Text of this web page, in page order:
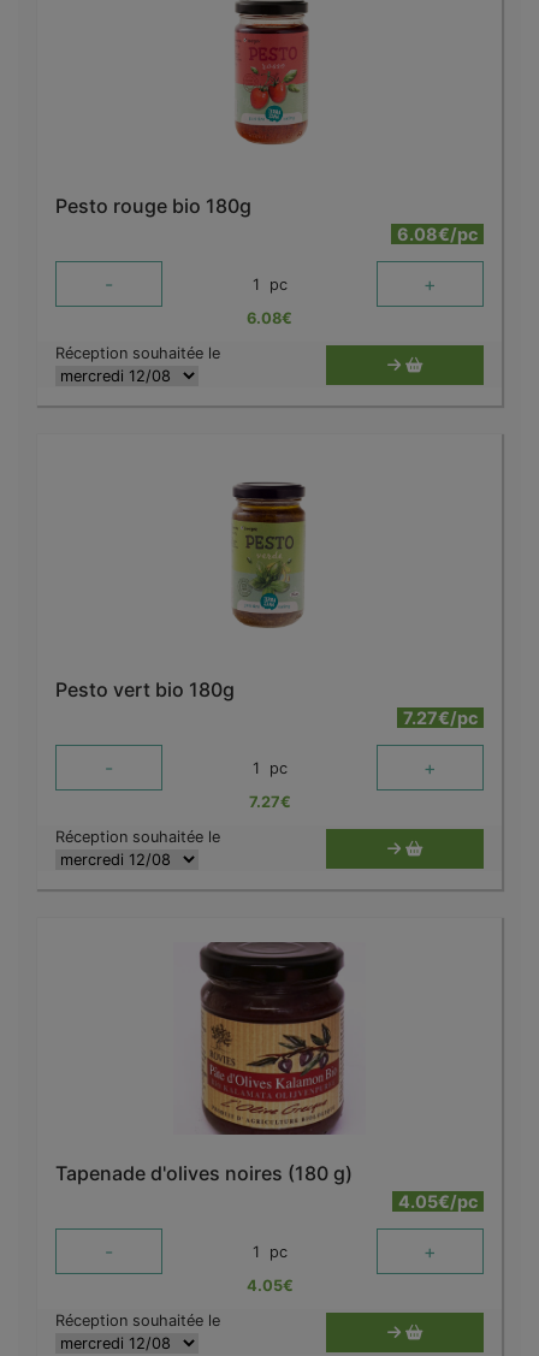
Pesto rouge bio 180g
6.08€/pc
- 1 pc +
6.08€
Réception souhaitée le
Pesto vert bio 180g
7.27€/pc
- 1 pc +
7.27€
Réception souhaitée le
Tapenade d'olives noires (180 g)
4.05€/pc
- 1 pc +
4.05€
Réception souhaitée le